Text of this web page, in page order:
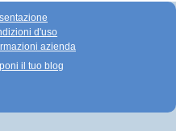
d'uso
azienda
il tuo blog